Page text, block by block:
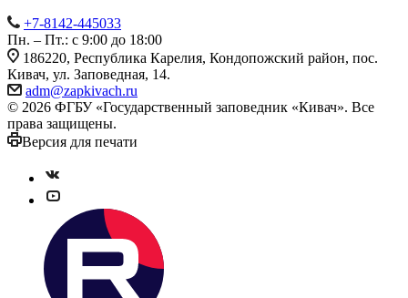
+7-8142-445033
Пн. – Пт.: с 9:00 до 18:00
186220, Республика Карелия, Кондопожский район, пос.
Кивач, ул. Заповедная, 14.
adm@zapkivach.ru
© 2026 ФГБУ «Государственный заповедник «Кивач». Все
права защищены.
Версия для печати